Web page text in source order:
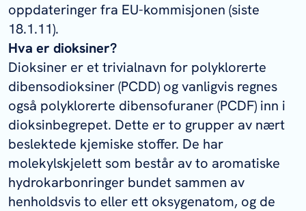
oppdateringer fra EU-kommisjonen (siste
18.1.11).
Hva er dioksiner?
Dioksiner er et trivialnavn for polyklorerte
dibensodioksiner (PCDD) og vanligvis regnes
også polyklorerte dibensofuraner (PCDF) inn i
dioksinbegrepet. Dette er to grupper av nært
beslektede kjemiske stoffer. De har
molekylskjelett som består av to aromatiske
hydrokarbonringer bundet sammen av
henholdsvis to eller ett oksygenatom, og de